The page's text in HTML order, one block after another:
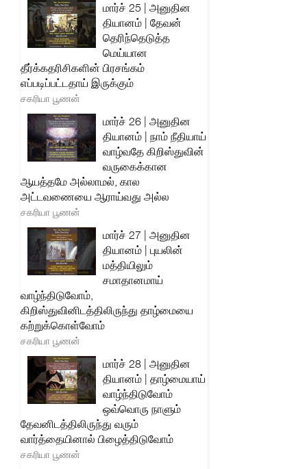
மார்ச் 25 | அனுதின
தியானம் | தேவன்
தெரிந்தெடுத்த
மெய்யான
தீர்க்கதரிசிகளின் பிரசங்கம்
எப்படிப்பட்டதாய் இருக்கும்
சகரியா பூணன்
மார்ச் 26 | அனுதின
தியானம் | நாம் நீதியாய்
வாழ்வதே கிறிஸ்துவின்
வருகைக்கான
ஆயத்தமே அல்லாமல், கால
அட்டவணையை ஆராய்வது அல்ல
சகரியா பூணன்
மார்ச் 27 | அனுதின
தியானம் | புயலின்
மத்தியிலும்
சமாதானமாய்
வாழ்ந்திடுவோம்,
கிறிஸ்துவினிடத்திலிருந்து தாழ்மையை
கற்றுக்கொள்வோம்
சகரியா பூணன்
மார்ச் 28 | அனுதின
தியானம் | தாழ்மையாய்
வாழ்ந்திடுவோம்
ஒவ்வொரு நாளும்
தேவனிடத்திலிருந்து வரும்
வார்த்தையினால் பிழைத்திடுவோம்
சகரியா பூணன்